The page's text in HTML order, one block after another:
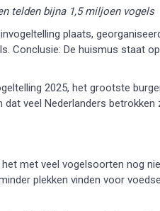
telden bijna 1,5 miljoen vogels
plaats,
Conclusie: De huismus staat
2025, het grootste
veel Nederlanders betrokken
met veel vogelsoorten nog
plekken vinden voor